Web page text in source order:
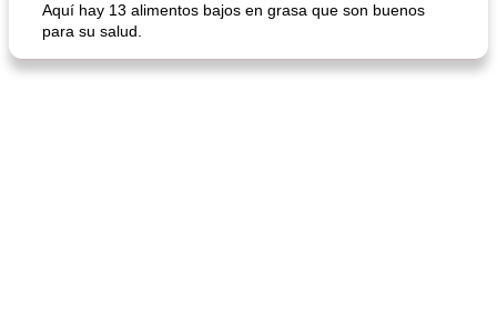
Aquí hay 13 alimentos bajos en grasa que son buenos
para su salud.